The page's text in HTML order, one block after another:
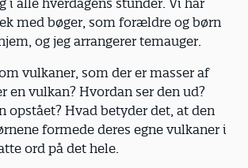
i alle hverdagens stunder. Vi har
med bøger, som forældre og børn
og jeg arrangerer temauger.
vulkaner, som der er masser af
en vulkan? Hvordan ser den ud?
opstået? Hvad betyder det, at den
formede deres egne vulkaner i
ord på det hele.